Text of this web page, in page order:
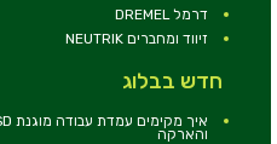
דרמל DREMEL
זיווד ומחברים NEUTRIK
חדש בבלוג
והארקה